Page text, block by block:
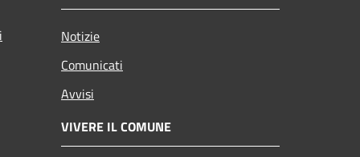
Notizie
Comunicati
Avvisi
VIVERE IL COMUNE